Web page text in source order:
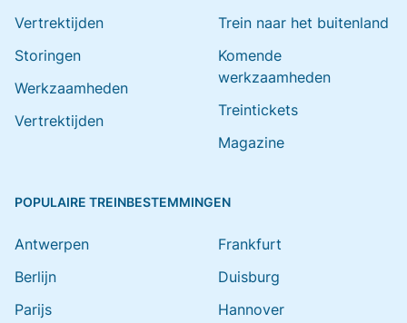
Vertrektijden
Storingen
Werkzaamheden
Vertrektijden
Trein naar het buitenland
Komende
werkzaamheden
Treintickets
Magazine
POPULAIRE TREINBESTEMMINGEN
Antwerpen
Berlijn
Parijs
Frankfurt
Duisburg
Hannover